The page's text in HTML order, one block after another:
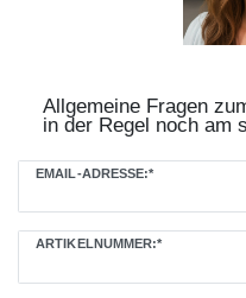
Allgemeine Fragen
in der Regel noch am
EMAIL-ADRESSE:*
ARTIKELNUMMER:*